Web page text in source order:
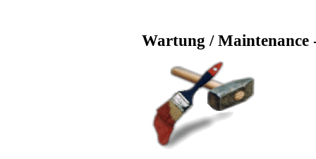
Wartung / Maintenance